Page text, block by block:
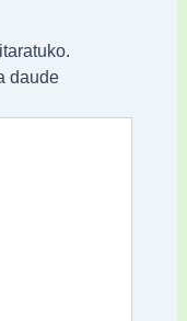
daude